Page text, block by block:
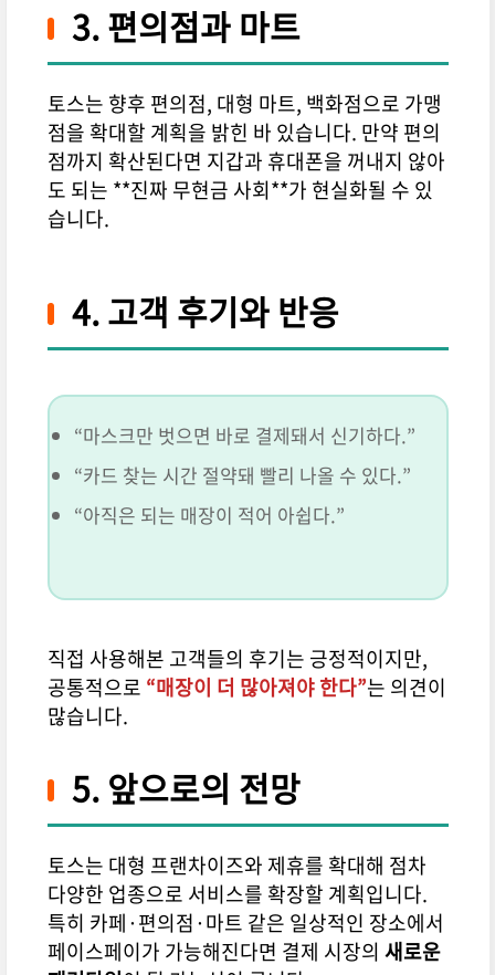
3. 편의점과 마트
토스는 향후 편의점, 대형 마트, 백화점으로 가맹
점을 확대할 계획을 밝힌 바 있습니다. 만약 편의
점까지 확산된다면 지갑과 휴대폰을 꺼내지 않아
도 되는 **진짜 무현금 사회**가 현실화될 수 있
습니다.
4. 고객 후기와 반응
“마스크만 벗으면 바로 결제돼서 신기하다.”
“카드 찾는 시간 절약돼 빨리 나올 수 있다.”
“아직은 되는 매장이 적어 아쉽다.”
직접 사용해본 고객들의 후기는 긍정적이지만,
공통적으로 “매장이 더 많아져야 한다”는 의견이
많습니다.
5. 앞으로의 전망
토스는 대형 프랜차이즈와 제휴를 확대해 점차
다양한 업종으로 서비스를 확장할 계획입니다.
특히 카페·편의점·마트 같은 일상적인 장소에서
페이스페이가 가능해진다면 결제 시장의 새로운